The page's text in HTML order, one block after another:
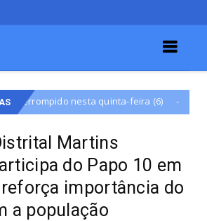
feira (6) Destaqu Nova
Martins
do Papo 10 em
importância do
a população